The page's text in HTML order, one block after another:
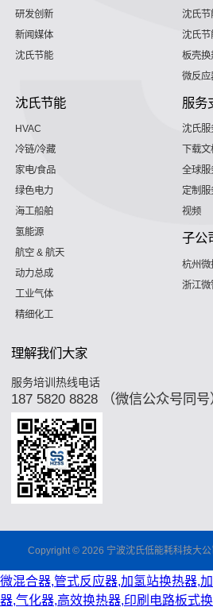
研发创新
新闻媒体
沈氏节能
沈氏节
沈氏节
板壳换
微反应
沈氏节能
HVAC
冷链/冷藏
家电/食品
绿色电力
海工船舶
氢能源
航空 & 航天
动力总成
工业气体
精细化工
服务
沈氏服
下载
全球服
定制服
视频
子公
杭州微
浙江微
理解我们大家
服务培训热线电话
187 5820 8828 （微信公众号同号
Copyright © 2026 宁波沈氏低能耗科技大
微混合器,管式反应器,加氢站换热器,
器,气化器,高效换热器,印刷电路板式